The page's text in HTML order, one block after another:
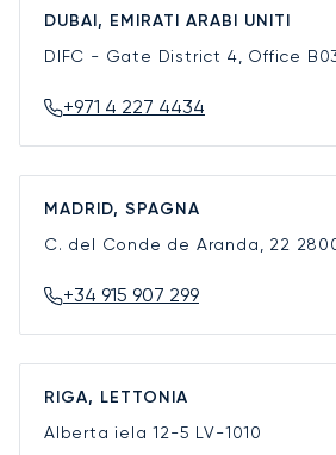
DUBAI, EMIRATI ARABI UNITI
DIFC - Gate District 4, Office
+971 4 227 4434
MADRID, SPAGNA
C. del Conde de Aranda, 22
+34 915 907 299
RIGA, LETTONIA
Alberta iela 12-5 LV-1010